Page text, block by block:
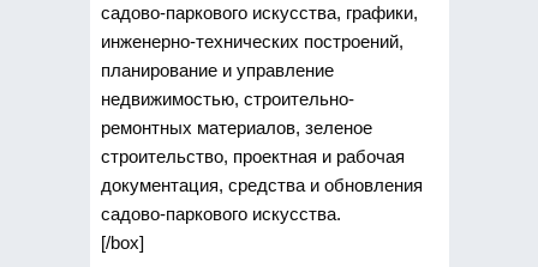
садово-паркового искусства, графики,
инженерно-технических построений,
планирование и управление
недвижимостью, строительно-
ремонтных материалов, зеленое
строительство, проектная и рабочая
документация, средства и обновления
садово-паркового искусства.
[/box]